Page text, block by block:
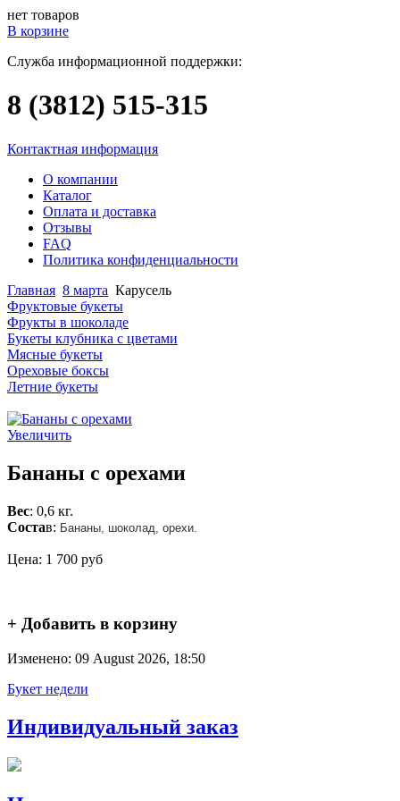
нет товаров
В корзине
Служба информационной поддержки:
8 (3812) 515-315
Контактная информация
О компании
Каталог
Оплата и доставка
Отзывы
FAQ
Политика конфиденциальности
Главная 8 марта Карусель
Фруктовые букеты
Фрукты в шоколаде
Букеты клубника с цветами
Мясные букеты
Ореховые боксы
Летние букеты
Увеличить
Бананы с орехами
Вес: 0,6 кг.
Состав: Бананы, шоколад, орехи.
Цена: 1 700 руб
+ Добавить в корзину
Изменено: 09 August 2026, 18:50
Букет недели
Индивидуальный заказ